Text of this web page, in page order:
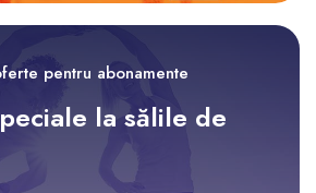
pentru abonamente
la sălile de